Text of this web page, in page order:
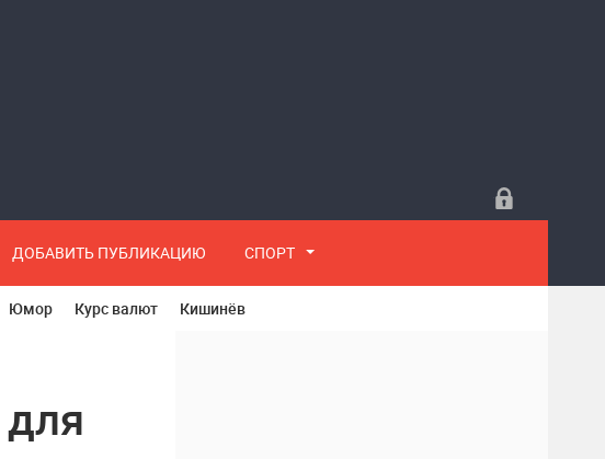
ДОБАВИТЬ ПУБЛИКАЦИЮ СПОРТ
Юмор Курс валют Кишинёв